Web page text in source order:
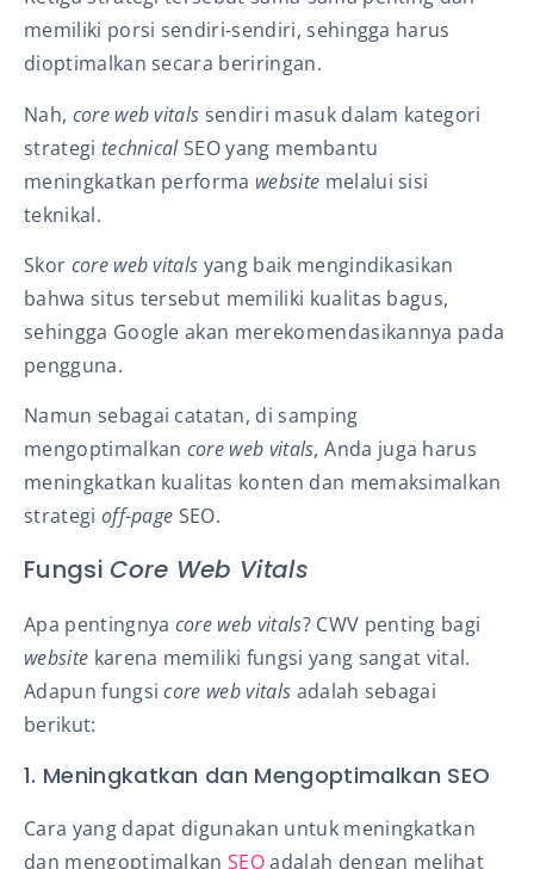
memiliki porsi sendiri-sendiri, sehingga harus
dioptimalkan secara beriringan.
Nah, core web vitals sendiri masuk dalam kategori
strategi technicalSEO yang membantu
meningkatkan performa website melalui sisi
teknikal.
Skor core web vitals yang baik mengindikasikan
bahwa situs tersebut memiliki kualitas bagus,
sehingga Google akan merekomendasikannya pada
pengguna.
Namun sebagai catatan, di samping
mengoptimalkan core web vitals,Anda juga harus
meningkatkan kualitas konten dan memaksimalkan
strategi off-page SEO.
FungsiCore Web Vitals
Apa pentingnya core web vitals? CWV penting bagi
website karena memiliki fungsi yang sangat vital.
Adapun fungsicore web vitals adalah sebagai
berikut:
1. Meningkatkan dan Mengoptimalkan SEO
Cara yang dapat digunakan untuk meningkatkan
dan mengoptimalkanSEOadalah dengan melihat